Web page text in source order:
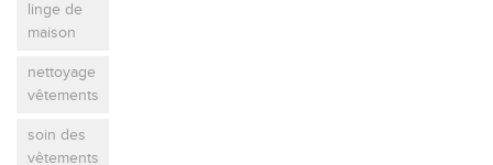
linge de
maison
nettoyage
vêtements
soin des
vêtements